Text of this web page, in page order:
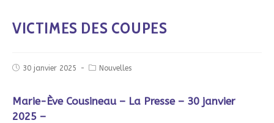
VICTIMES DES COUPES
30 janvier 2025 Nouvelles
Marie-Ève Cousineau – La Presse – 30 janvier
2025 –